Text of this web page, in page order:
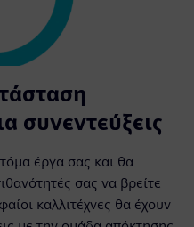
συνεντεύξεις
έργα σας και θα
σας να βρείτε
καλλιτέχνες θα έχουν